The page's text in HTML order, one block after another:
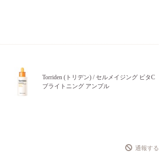
Torriden (トリデン) / セルメイジング ビタC
ブライトニング アンプル
通報する